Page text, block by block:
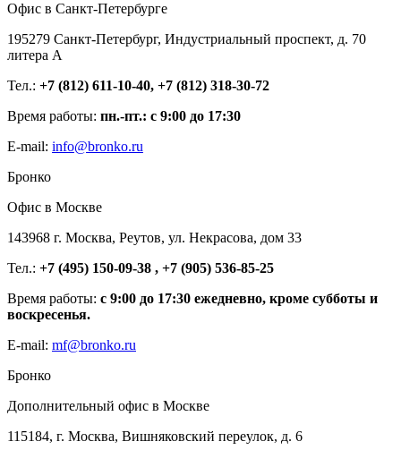
Офис в Санкт-Петербурге
195279 Санкт-Петербург, Индустриальный проспект, д. 70
литера А
Тел.: +7 (812) 611-10-40, +7 (812) 318-30-72
Время работы: пн.-пт.: с 9:00 до 17:30
E-mail: info@bronko.ru
Бронко
Офис в Москве
143968 г. Москва, Реутов, ул. Некрасова, дом 33
Тел.: +7 (495) 150-09-38 , +7 (905) 536-85-25
Время работы: с 9:00 до 17:30 ежедневно, кроме субботы и
воскресенья.
E-mail: mf@bronko.ru
Бронко
Дополнительный офис в Москве
115184, г. Москва, Вишняковский переулок, д. 6